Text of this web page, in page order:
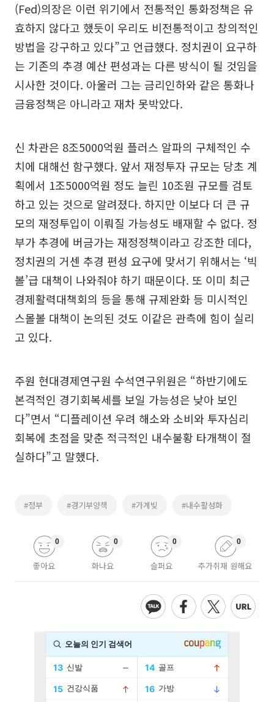
(Fed)의장은 이런 위기에서 전통적인 통화정책은 유
효하지 않다고 했듯이 우리도 비전통적이고 창의적인
방법을 강구하고 있다”고 언급했다. 정치권이 요구하
는 기존의 추경 예산 편성과는 다른 방식이 될 것임을
시사한 것이다. 아울러 그는 금리인하와 같은 통화나
금융정책은 아니라고 재차 못박았다.
신 차관은 8조5000억원 플러스 알파의 구체적인 수
치에 대해선 함구했다. 앞서 재정투자 규모는 당초 계
획에서 1조5000억원 정도 늘린 10조원 규모를 검토
하고 있는 것으로 알려졌다. 하지만 이보다 더 큰 규
모의 재정투입이 이뤄질 가능성도 배재할 수 없다. 정
부가 추경에 버금가는 재정정책이라고 강조한 데다,
정치권의 거센 추경 편성 요구에 맞서기 위해서는 ‘빅
볼’급 대책이 나와줘야 하기 때문이다. 또 이미 최근
경제활력대책회의 등을 통해 규제완화 등 미시적인
스몰볼 대책이 논의된 것도 이같은 관측에 힘이 실리
고 있다.
주원 현대경제연구원 수석연구위원은 “하반기에도
본격적인 경기회복세를 보일 가능성은 낮아 보인
다”면서 “디플레이션 우려 해소와 소비와 투자심리
회복에 초점을 맞춘 적극적인 내수불황 타개책이 절
실하다”고 말했다.
#정부 #경기부양책 #가계빚 #내수활성화
좋아요
0
화나요
0
슬퍼요
0
추가취재 원해요
0